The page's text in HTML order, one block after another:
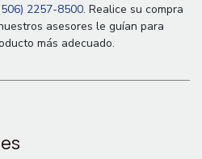
2257-8500. Realice su compra
asesores le guían para
más adecuado.